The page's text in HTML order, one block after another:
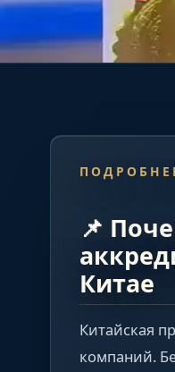
📌
Китае
Китайская
компаний.